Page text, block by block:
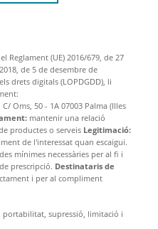
Reglament (UE) 2016/679, de 27
de 5 de desembre de
drets digitals (LOPDGDD), li
C/ Oms, 50 - 1A 07003 Palma (Illes
mantenir una relació
productes o serveis Legitimació:
de l'interessat quan escaigui.
mínimes necessàries per al fi i
prescripció. Destinataris de
i per al compliment
portabilitat, supressió, limitació i